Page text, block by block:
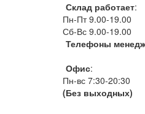
Склад работает:
Пн-Пт 9.00-19.00
Сб-Вс 9.00-19.00
Телефоны
Офис:
Пн-вс 7:30-20:30
(Без выходных)